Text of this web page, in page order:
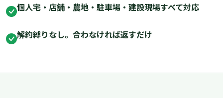
個人宅・店舗・農地・駐車場・建設現場すべて対応
解約縛りなし。合わなければ返すだけ